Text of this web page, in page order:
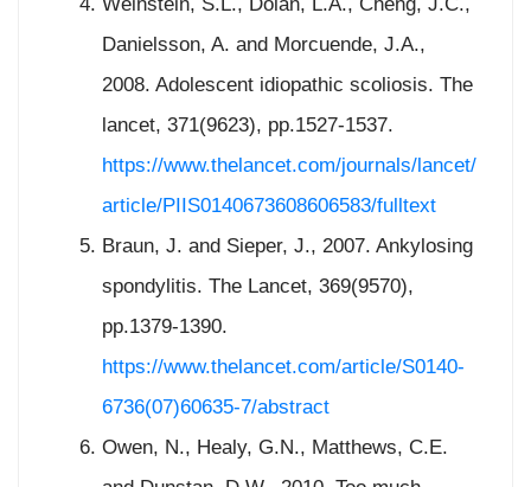
Danielsson, A. and Morcuende, J.A.,
2008. Adolescent idiopathic scoliosis. The
lancet, 371(9623), pp.1527-1537.
https://www.thelancet.com/journals/lancet/
article/PIIS0140673608606583/fulltext
Braun, J. and Sieper, J., 2007. Ankylosing
spondylitis. The Lancet, 369(9570),
pp.1379-1390.
https://www.thelancet.com/article/S0140-
6736(07)60635-7/abstract
Owen, N., Healy, G.N., Matthews, C.E.